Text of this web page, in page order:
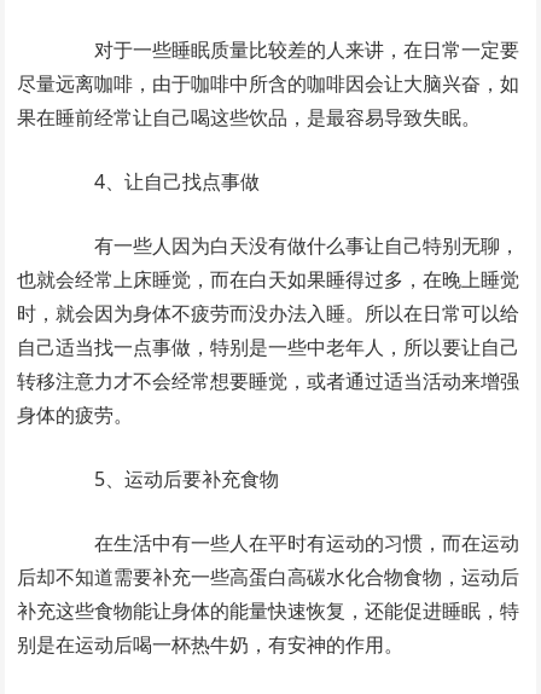
对于一些睡眠质量比较差的人来讲，在日常一定要
尽量远离咖啡，由于咖啡中所含的咖啡因会让大脑兴奋，如
果在睡前经常让自己喝这些饮品，是最容易导致失眠。
4、让自己找点事做
有一些人因为白天没有做什么事让自己特别无聊，
也就会经常上床睡觉，而在白天如果睡得过多，在晚上睡觉
时，就会因为身体不疲劳而没办法入睡。所以在日常可以给
自己适当找一点事做，特别是一些中老年人，所以要让自己
转移注意力才不会经常想要睡觉，或者通过适当活动来增强
身体的疲劳。
5、运动后要补充食物
在生活中有一些人在平时有运动的习惯，而在运动
后却不知道需要补充一些高蛋白高碳水化合物食物，运动后
补充这些食物能让身体的能量快速恢复，还能促进睡眠，特
别是在运动后喝一杯热牛奶，有安神的作用。